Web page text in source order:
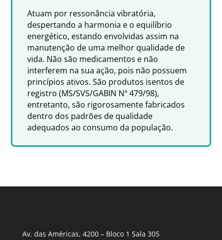
Atuam por ressonância vibratória,
despertando a harmonia e o equilíbrio
energético, estando envolvidas assim na
manutenção de uma melhor qualidade de
vida. Não são medicamentos e não
interferem na sua ação, pois não possuem
princípios ativos. São produtos isentos de
registro (MS/SVS/GABIN Nº 479/98),
entretanto, são rigorosamente fabricados
dentro dos padrões de qualidade
adequados ao consumo da população.
Av. das Américas, 4200 – Bloco 1 Sala 305